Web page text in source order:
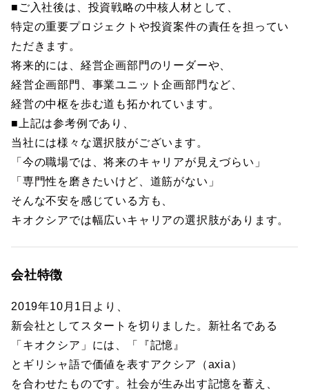
■ご入社後は、投資戦略の中核人材として、
特定の重要プロジェクトや投資案件の責任を担ってい
ただきます。
将来的には、経営企画部門のリーダーや、
経営企画部門、事業ユニット企画部門など、
経営の中枢を歩む道も拓かれています。
■上記は参考例であり、
当社には様々な選択肢がございます。
「今の職場では、将来のキャリアが見えづらい」
「専門性を磨きたいけど、道筋がない」
そんな不安を感じている方も、
キオクシアでは幅広いキャリアの選択肢があります。
会社特徴
2019年10月1日より、
新会社としてスタートを切りました。新社名である
「キオクシア」には、「『記憶』
とギリシャ語で価値を表すアクシア（axia）
を合わせたものです。社会が生み出す記憶を蓄え、